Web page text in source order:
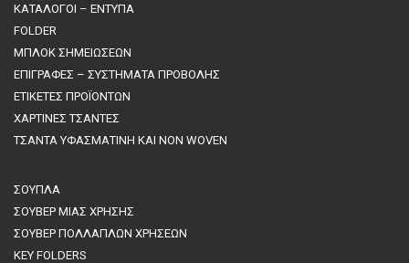
ΚΑΤΑΛΟΓΟΙ – ΕΝΤΥΠΑ
FOLDER
ΜΠΛΟΚ ΣΗΜΕΙΩΣΕΩΝ
ΕΠΙΓΡΑΦΕΣ – ΣΥΣΤΗΜΑΤΑ ΠΡΟΒΟΛΗΣ
ΕΤΙΚΕΤΕΣ ΠΡΟΪΟΝΤΩΝ
ΧΑΡΤΙΝΕΣ ΤΣΑΝΤΕΣ
ΤΣΑΝΤΑ ΥΦΑΣΜΑΤΙΝΗ ΚΑΙ NON WOVEN
ΣΟΥΠΛΑ
ΣΟΥΒΕΡ ΜΙΑΣ ΧΡΗΣΗΣ
ΣΟΥΒΕΡ ΠΟΛΛΑΠΛΩΝ ΧΡΗΣΕΩΝ
KEY FOLDERS